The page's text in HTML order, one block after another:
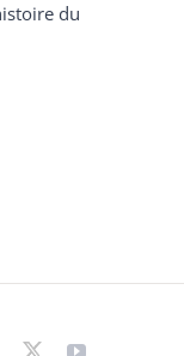
du
X YouTube